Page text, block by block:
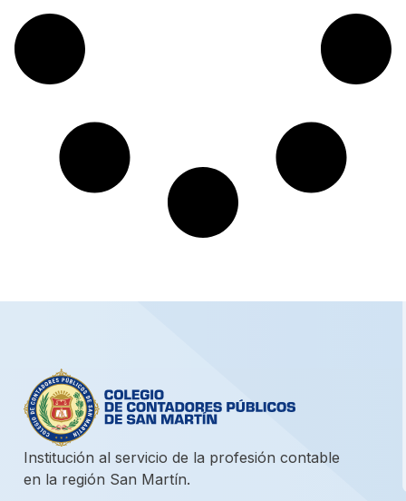
Institución al servicio de la profesión contable
en la región San Martín.